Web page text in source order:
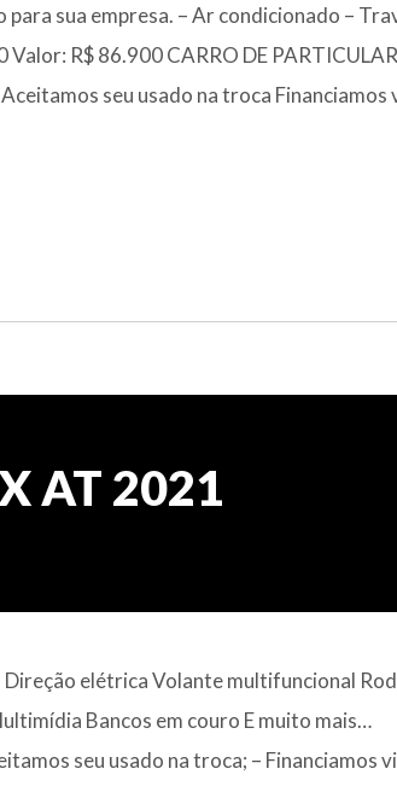
sua empresa. – Ar condicionado –
R$ 86.900 CARRO DE
Aceitamos seu usado na troca Financiamos
AT 2021
elétrica Volante multifuncional
Bancos em couro E muito mais…
seu usado na troca; – Financiamos